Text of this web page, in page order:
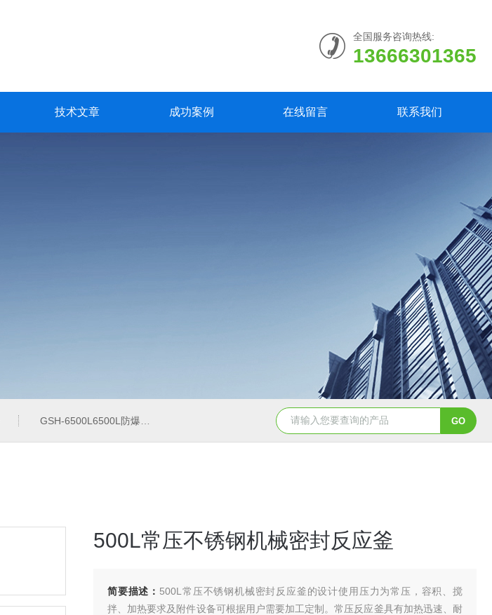
全国服务咨询热线:
13666301365
技术文章 成功案例 在线留言 联系我们
GSH-6500L6500L防爆加氢工业反应釜 GSH-0.5L0.5L不锈钢磁力密封聚酯反应釜
500L常压不锈钢机械密封反应釜
简要描述： 500L常压不锈钢机械密封反应釜的设计使用压力为常压，容积、搅
拌、加热要求及附件设备可根据用户需要加工定制。常压反应釜具有加热迅速、耐